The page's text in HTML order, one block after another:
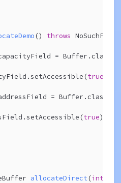
() throws
=
true
=
true);
allocateDirect(int